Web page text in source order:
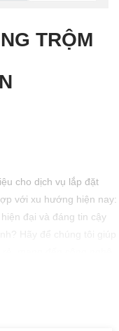
TRỘM
cho dịch vụ lắp đặt
với xu hướng hiện nay:
đại và đáng tin cậy
bạn hoàn toàn yên tâm
liên hệ ngay để được